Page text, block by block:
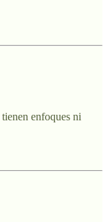
enfoques ni